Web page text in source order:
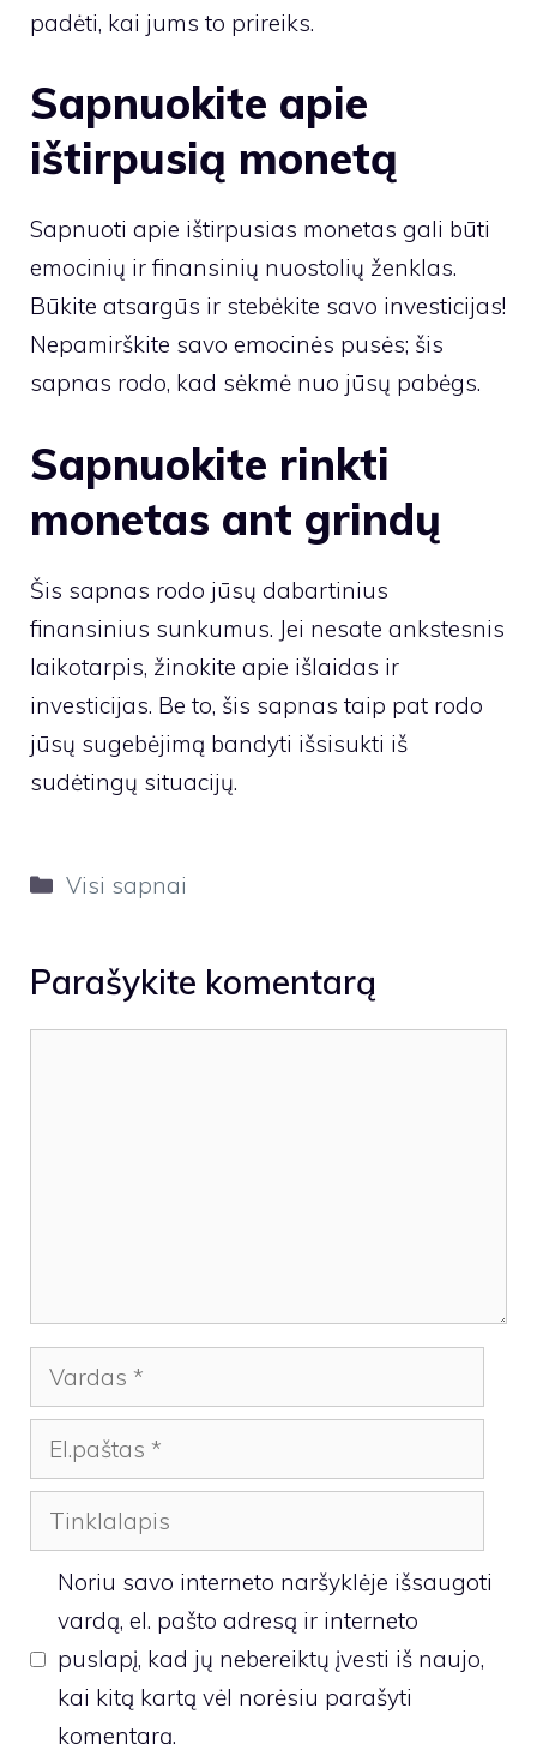
padėti, kai jums to prireiks.
Sapnuokite apie
ištirpusią monetą
Sapnuoti apie ištirpusias monetas gali būti
emocinių ir finansinių nuostolių ženklas.
Būkite atsargūs ir stebėkite savo investicijas!
Nepamirškite savo emocinės pusės; šis
sapnas rodo, kad sėkmė nuo jūsų pabėgs.
Sapnuokite rinkti
monetas ant grindų
Šis sapnas rodo jūsų dabartinius
finansinius sunkumus. Jei nesate ankstesnis
laikotarpis, žinokite apie išlaidas ir
investicijas. Be to, šis sapnas taip pat rodo
jūsų sugebėjimą bandyti išsisukti iš
sudėtingų situacijų.
Kategorijos
Visi sapnai
Parašykite komentarą
Vardas
El.paštas
Tinklalapis
Noriu savo interneto naršyklėje išsaugoti
vardą, el. pašto adresą ir interneto
puslapį, kad jų nebereiktų įvesti iš naujo,
kai kitą kartą vėl norėsiu parašyti
komentarą.